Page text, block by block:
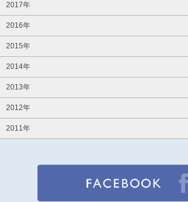
2017年
2016年
2015年
2014年
2013年
2012年
2011年